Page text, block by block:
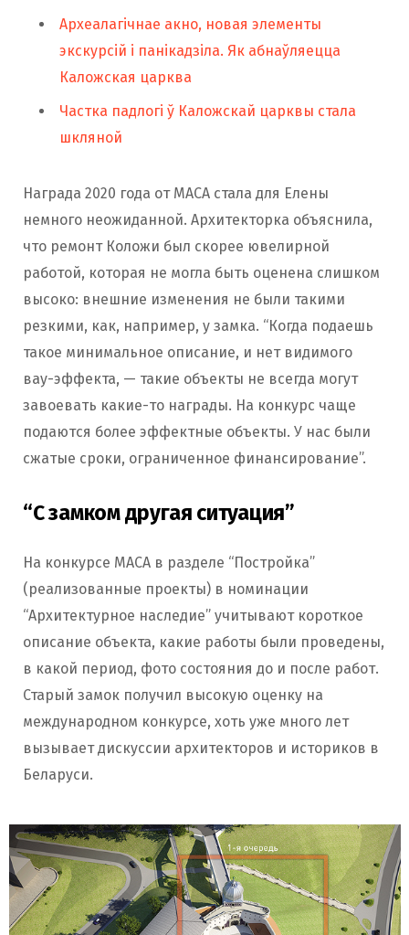
Археалагічнае акно, новая элементы
экскурсій і панікадзіла. Як абнаўляецца
Каложская царква
Частка падлогі ў Каложскай царквы стала
шкляной
Награда 2020 года от МАСА стала для Елены
немного неожиданной. Архитекторка объяснила,
что ремонт Коложи был скорее ювелирной
работой, которая не могла быть оценена слишком
высоко: внешние изменения не были такими
резкими, как, например, у замка. “Когда подаешь
такое минимальное описание, и нет видимого
вау-эффекта, — такие объекты не всегда могут
завоевать какие-то награды. На конкурс чаще
подаются более эффектные объекты. У нас были
сжатые сроки, ограниченное финансирование”.
“С замком другая ситуация”
На конкурсе МАСА в разделе “Постройка”
(реализованные проекты) в номинации
“Архитектурное наследие” учитывают короткое
описание объекта, какие работы были проведены,
в какой период, фото состояния до и после работ.
Старый замок получил высокую оценку на
международном конкурсе, хоть уже много лет
вызывает дискуссии архитекторов и историков в
Беларуси.